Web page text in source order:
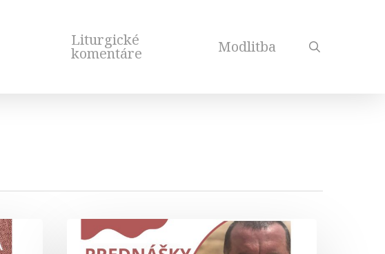
Liturgické
komentáre Modlitba
Biblický
teológ